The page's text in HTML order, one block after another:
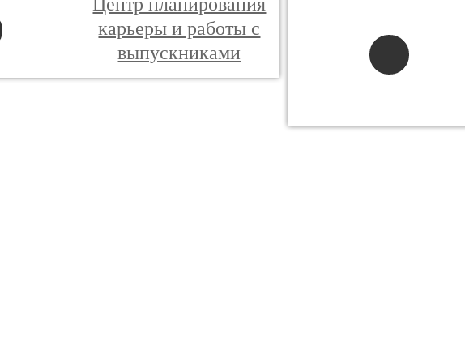
карьеры и работы с
выпускниками